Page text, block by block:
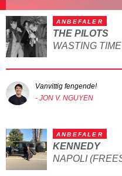
ANBEFALER
THE PILOTS
WASTING TIME
Vanvittig fengende!
- JON V. NGUYEN
ANBEFALER
KENNEDY